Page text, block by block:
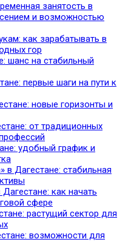
занятость в
и возможностью
как зарабатывать в
гор
шанс на стабильный
первые шаги на пути к
новые горизонты и
от традиционных
удобный график и
в Дагестане: стабильная
как начать
сфере
растущий сектор для
возможности для